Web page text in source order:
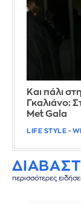
Και πάλι
Γκαλιάνο:
Met Gala
LIFE STYLE -
περισσότερες